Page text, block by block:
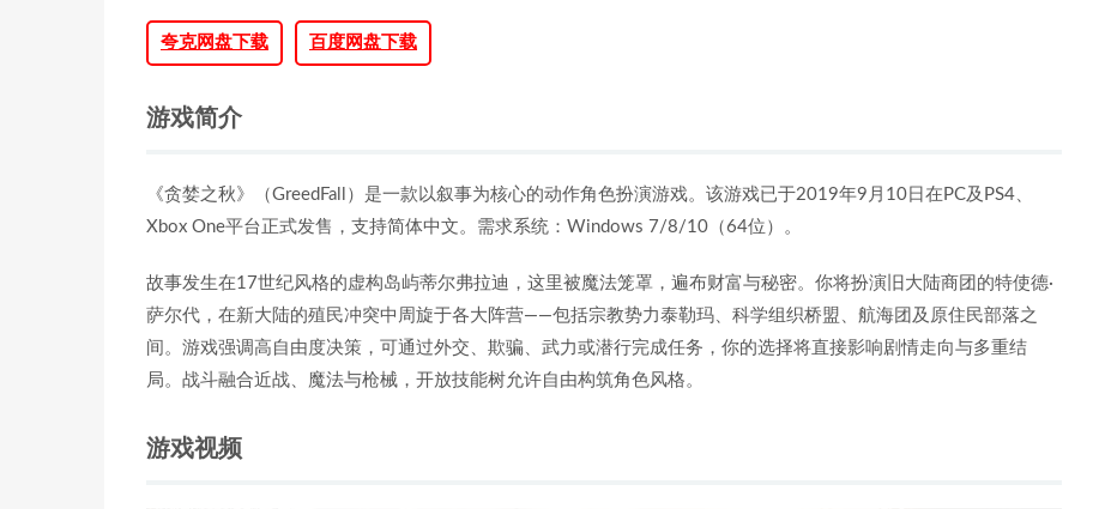
夸克网盘下载 百度网盘下载
游戏简介
《贪婪之秋》（GreedFall）是一款以叙事为核心的动作角色扮演游戏。该游戏已于2019年9月10日在PC及PS4、
Xbox One平台正式发售，支持简体中文。需求系统：Windows 7/8/10（64位）。
故事发生在17世纪风格的虚构岛屿蒂尔弗拉迪，这里被魔法笼罩，遍布财富与秘密。你将扮演旧大陆商团的特使德·
萨尔代，在新大陆的殖民冲突中周旋于各大阵营——包括宗教势力泰勒玛、科学组织桥盟、航海团及原住民部落之
间。游戏强调高自由度决策，可通过外交、欺骗、武力或潜行完成任务，你的选择将直接影响剧情走向与多重结
局。战斗融合近战、魔法与枪械，开放技能树允许自由构筑角色风格。
游戏视频